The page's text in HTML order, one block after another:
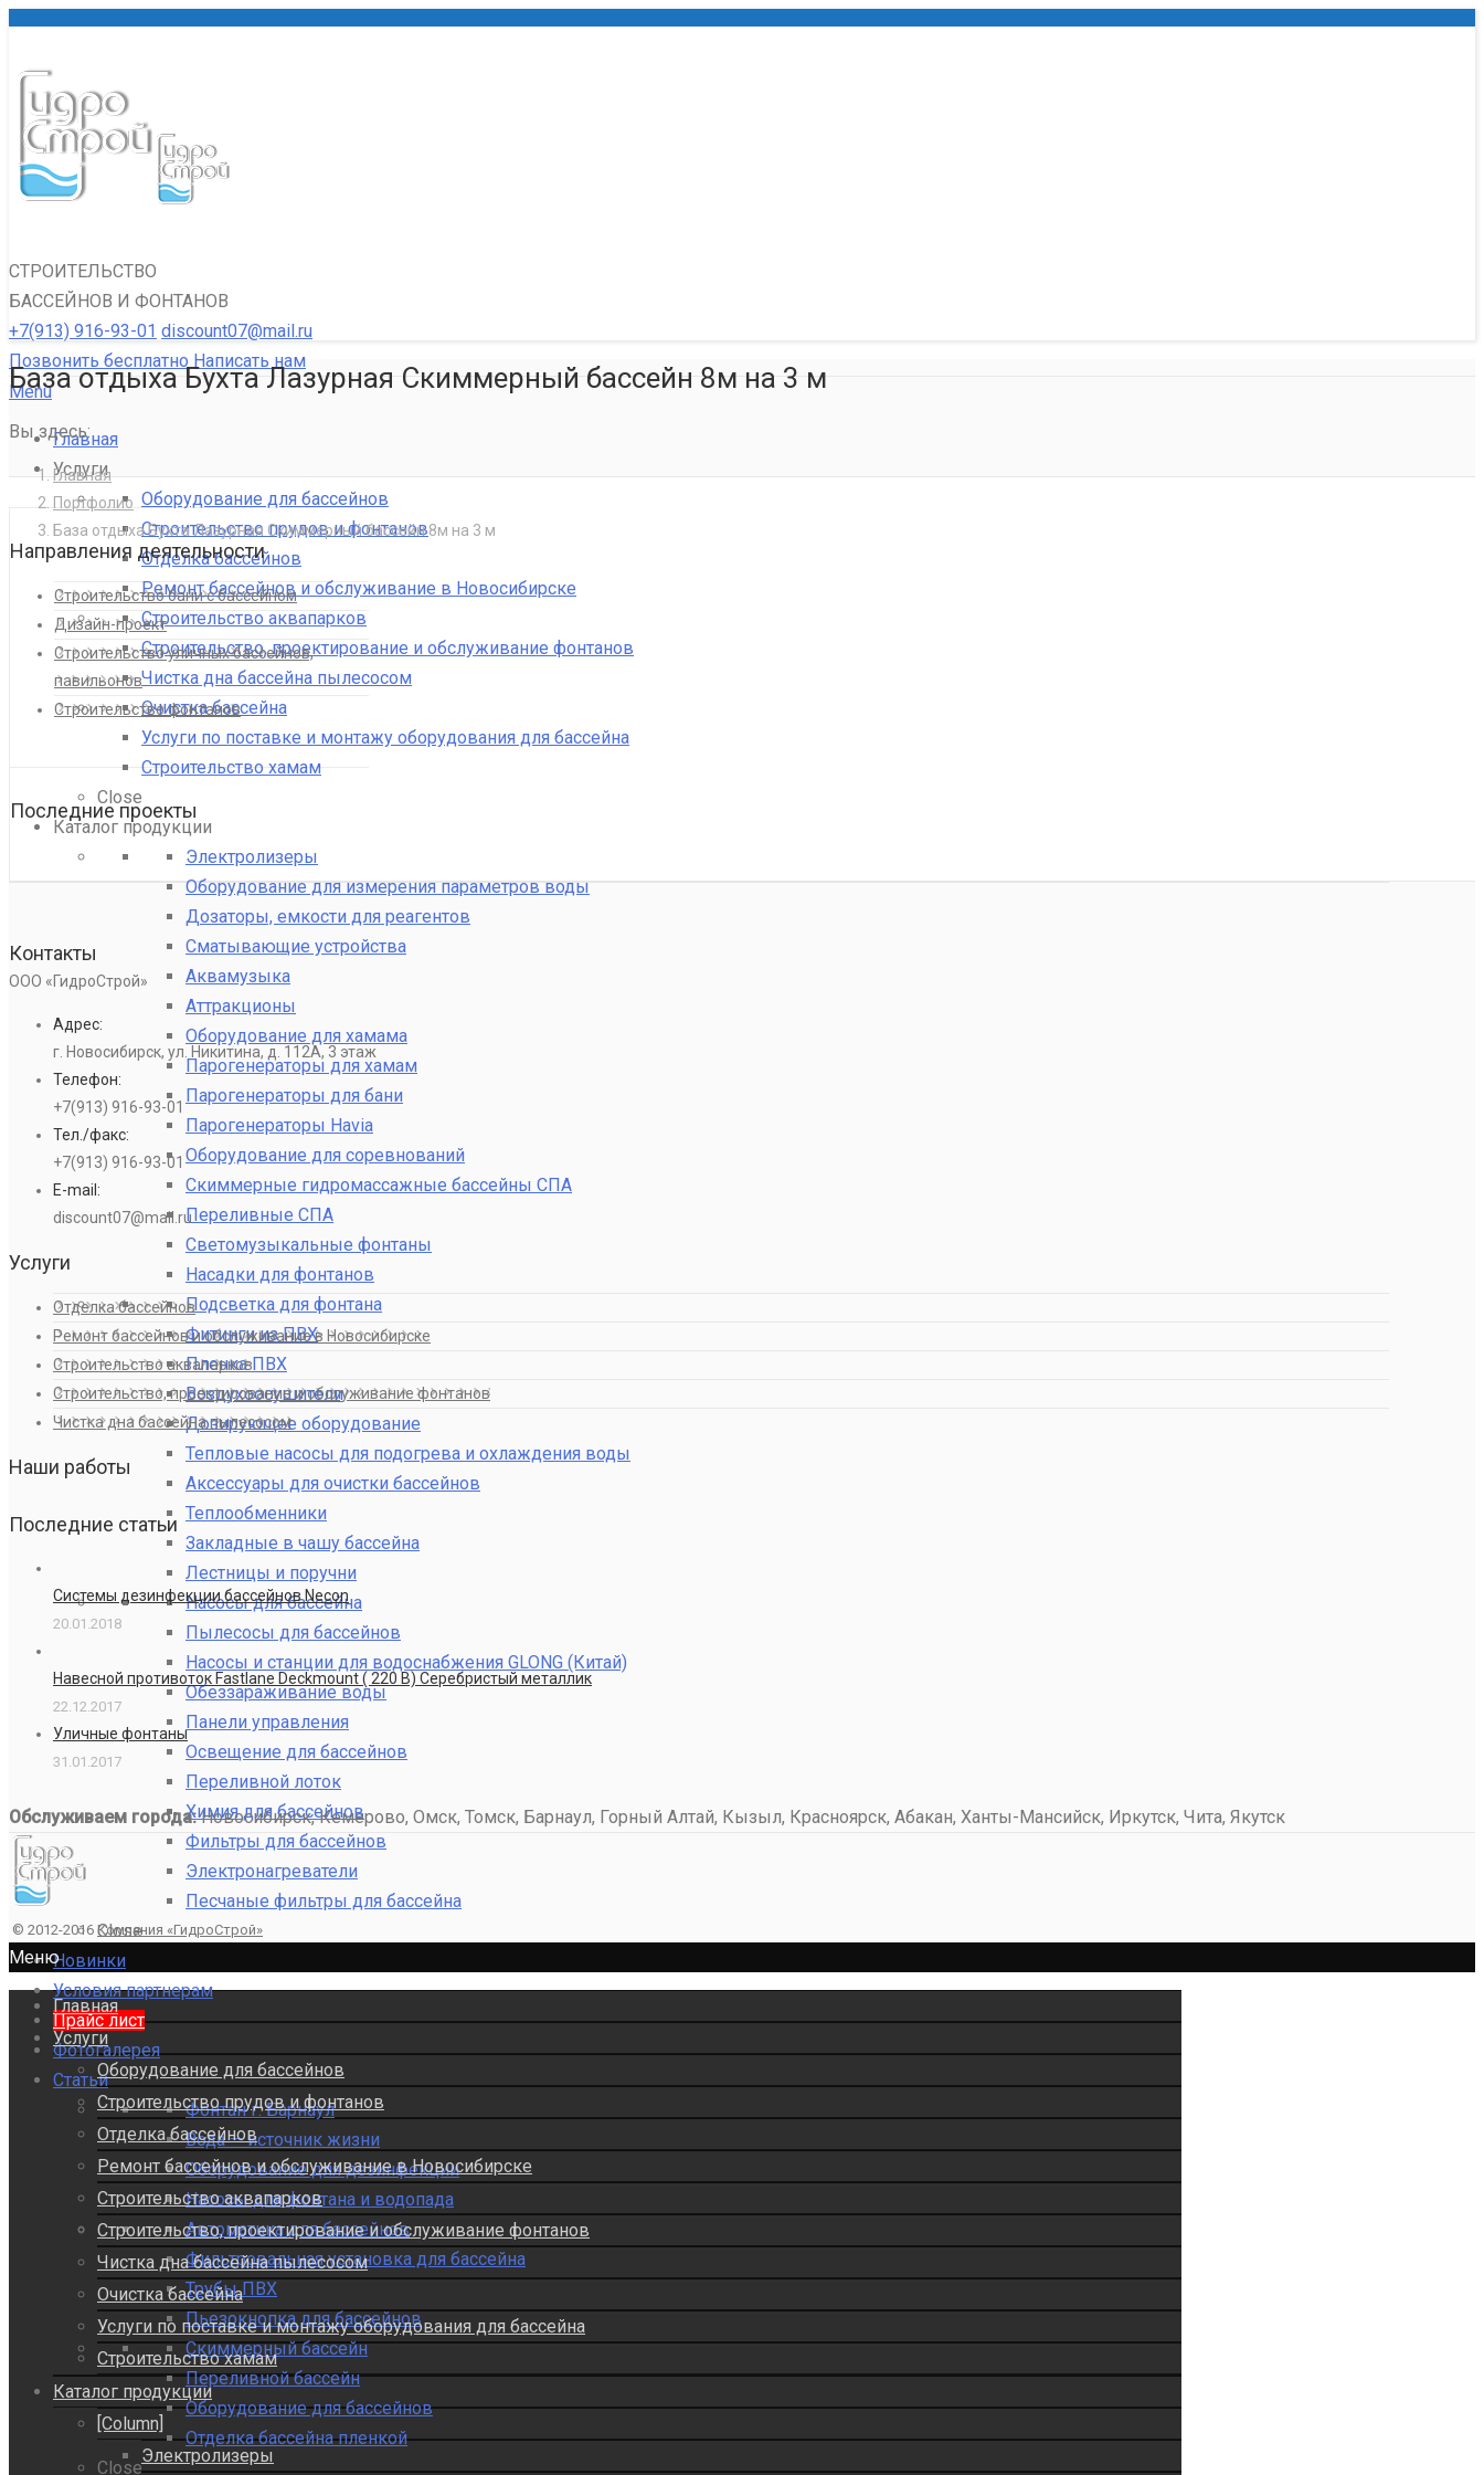
СТРОИТЕЛЬСТВО
БАССЕЙНОВ И ФОНТАНОВ
+7(913) 916-93-01 discount07@mail.ru
Позвонить бесплатно Написать нам
Menu
Главная
Услуги
Оборудование для бассейнов
Строительство прудов и фонтанов
Отделка бассейнов
Ремонт бассейнов и обслуживание в Новосибирске
Строительство аквапарков
Строительство, проектирование и обслуживание фонтанов
Чистка дна бассейна пылесосом
Очистка бассейна
Услуги по поставке и монтажу оборудования для бассейна
Строительство хамам
Close
Каталог продукции
Электролизеры
Оборудование для измерения параметров воды
Дозаторы, емкости для реагентов
Сматывающие устройства
Аквамузыка
Аттракционы
Оборудование для хамама
Парогенераторы для хамам
Парогенераторы для бани
Парогенераторы Havia
Оборудование для соревнований
Скиммерные гидромассажные бассейны СПА
Переливные СПА
Светомузыкальные фонтаны
Насадки для фонтанов
Подсветка для фонтана
Фитинги из ПВХ
Пленка ПВХ
Воздухоосушители
Дозирующее оборудование
Тепловые насосы для подогрева и охлаждения воды
Аксессуары для очистки бассейнов
Теплообменники
Закладные в чашу бассейна
Лестницы и поручни
Насосы для бассейна
Пылесосы для бассейнов
Насосы и станции для водоснабжения GLONG (Китай)
Обеззараживание воды
Панели управления
Освещение для бассейнов
Переливной лоток
Химия для бассейнов
Фильтры для бассейнов
Электронагреватели
Песчаные фильтры для бассейна
Close
Новинки
Условия партнерам
Прайс лист
Фотогалерея
Статьи
Фонтан г. Барнаул
Вода — источник жизни
Оборудование для дезинфекции
Насосы для фонтана и водопада
Автоматика для бассейнов
Фильтровальная установка для бассейна
Трубы ПВХ
Пьезокнопка для бассейнов
Скиммерный бассейн
Переливной бассейн
Оборудование для бассейнов
Отделка бассейна пленкой
Close
База отдыха Бухта Лазурная Скиммерный бассейн 8м на 3 м
Вы здесь:
Главная
Портфолио
База отдыха Бухта Лазурная Скиммерный бассейн 8м на 3 м
Направления деятельности
Строительство бани с бассейном
Дизайн-проект
Строительство уличных бассейнов,
павильонов
Строительство фонтанов
Последние проекты
Контакты
ООО «ГидроСтрой»
Адрес:
г. Новосибирск, ул. Никитина, д. 112А, 3 этаж
Телефон:
+7(913) 916-93-01
Тел./факс:
+7(913) 916-93-01
E-mail:
discount07@mail.ru
Услуги
Отделка бассейнов
Ремонт бассейнов и обслуживание в Новосибирске
Строительство аквапарков
Строительство, проектирование и обслуживание фонтанов
Чистка дна бассейна пылесосом
Наши работы
Последние статьи
Системы дезинфекции бассейнов Necon
20.01.2018
Навесной противоток Fastlane Deckmount ( 220 В) Серебристый металлик
22.12.2017
Уличные фонтаны
31.01.2017
Обслуживаем города:Новосибирск, Кемерово, Омск, Томск, Барнаул, Горный Алтай, Кызыл, Красноярск, Абакан, Ханты-Мансийск, Иркутск, Чита, Якутск
© 2012-2016 Компания «ГидроСтрой»
Меню
Главная
Услуги
Оборудование для бассейнов
Строительство прудов и фонтанов
Отделка бассейнов
Ремонт бассейнов и обслуживание в Новосибирске
Строительство аквапарков
Строительство, проектирование и обслуживание фонтанов
Чистка дна бассейна пылесосом
Очистка бассейна
Услуги по поставке и монтажу оборудования для бассейна
Строительство хамам
Каталог продукции
[Column]
Электролизеры